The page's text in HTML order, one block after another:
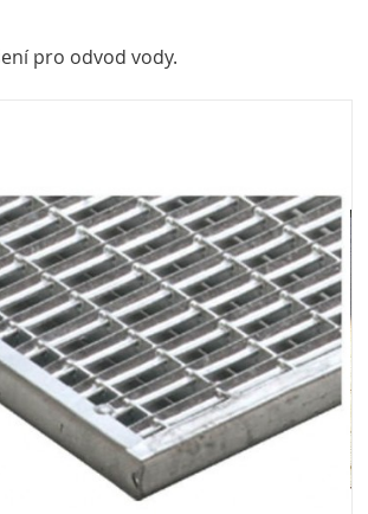
pro odvod vody.